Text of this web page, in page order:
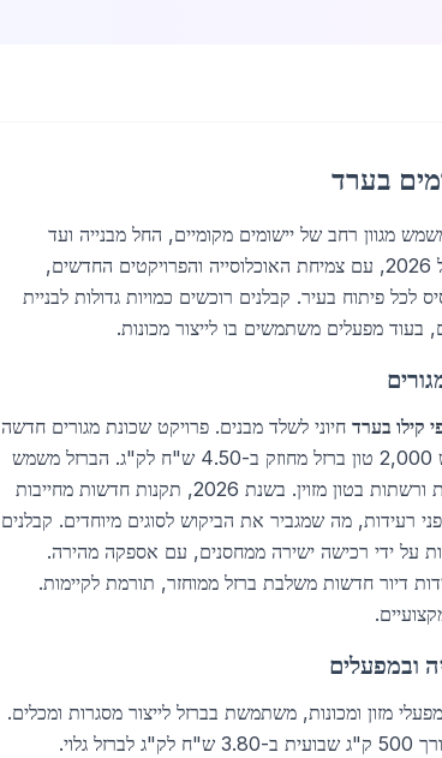
בערד
מגוון רחב של יישומים מקומיים, החל מבנייה ועד
תעשייה קלה. באפריל 2026, עם צמיחת האוכלוסייה והפרויקטים החדשים,
לכל פיתוח בעיר. קבלנים רוכשים כמויות גדולות לבניית
בעוד מפעלים משתמשים בו לייצור מכונות.
קילו בערד חיוני לשלד מבנים. פרויקט שכונת מגורים חדשה
"ערד מערבית" דורש 2,000 טון ברזל מחוזק ב-4.50 ש"ח לק"ג. הברזל משמש
ליצירת עמודים, קורות ורשתות בטון מזוין. בשנת 2026, תקנות חדשות מחייבות
רעידות, מה שמגביר את הביקוש לסוגים מיוחדים. קבלנים
על ידי רכישה ישירה ממחסנים, עם אספקה מהירה.
בניית 150 יחידות דיור חדשות משלבת ברזל ממוחזר, תורמת לקיימות.
ובמפעלים
מזון ומכונות, משתמשת בברזל לייצור מסגרות ומכלים.
מפעל אריזות דרום צורך 500 ק"ג שבועית ב-3.80 ש"ח לק"ג לברזל גלוי.